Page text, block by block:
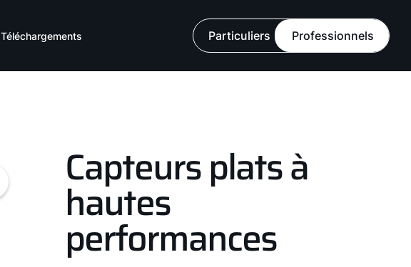
Téléchargements Particuliers Professionnels
Capteurs plats à
hautes
performances